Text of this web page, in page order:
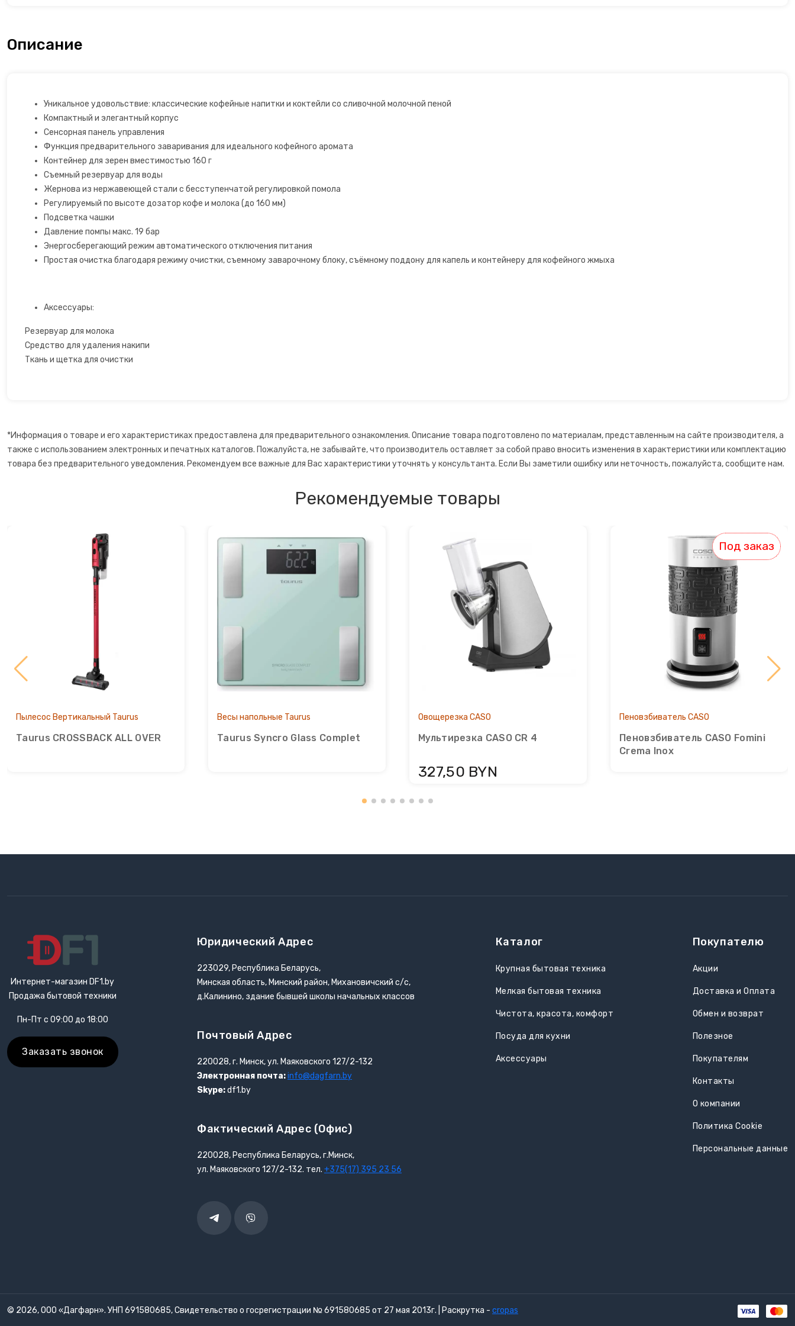
Описание
Уникальное удовольствие: классические кофейные напитки и коктейли со сливочной молочной пеной
Компактный и элегантный корпус
Сенсорная панель управления
Функция предварительного заваривания для идеального кофейного аромата
Контейнер для зерен вместимостью 160 г
Съемный резервуар для воды
Жернова из нержавеющей стали с бесступенчатой ​​регулировкой помола
Регулируемый по высоте дозатор кофе и молока (до 160 мм)
Подсветка чашки
Давление помпы макс. 19 бар
Энергосберегающий режим автоматического отключения питания
Простая очистка благодаря режиму очистки, съемному заварочному блоку, съёмному поддону для капель и контейнеру для кофейного жмыха
Аксессуары:
Резервуар для молока
Средство для удаления накипи
Ткань и щетка для очистки
*Информация о товаре и его характеристиках предоставлена для предварительного ознакомления. Описание товара подготовлено по материалам, представленным на сайте производителя, а
также с использованием электронных и печатных каталогов. Пожалуйста, не забывайте, что производитель оставляет за собой право вносить изменения в характеристики или комплектацию
товара без предварительного уведомления. Рекомендуем все важные для Вас характеристики уточнять у консультанта. Если Вы заметили ошибку или неточность, пожалуйста, сообщите нам.
Рекомендуемые товары
Пылесос Вертикальный Taurus
Taurus CROSSBACK ALL OVER
Весы напольные Taurus
Taurus Syncro Glass Complet
Овощерезка CASO
Мультирезка CASO CR 4
327,50 BYN
Под заказ
Пеновзбиватель CASO
Пеновзбиватель CASO Fomini
Crema Inox
Интернет-магазин DF1.by
Продажа бытовой техники
Пн-Пт с 09:00 до 18:00
Заказать звонок
Юридический Адрес
223029, Республика Беларусь,
Минская область, Минский район, Михановичский с/с,
д.Калинино, здание бывшей школы начальных классов
Почтовый Адрес
220028, г. Минск, ул. Маяковского 127/2-132
Электронная почта:info@dagfarn.by
Skype:df1.by
Фактический Адрес (офис)
220028, Республика Беларусь, г.Минск,
ул. Маяковского 127/2-132. тел. +375(17) 395 23 56
Telegram Viber
Каталог
Крупная бытовая техника
Мелкая бытовая техника
Чистота, красота, комфорт
Посуда для кухни
Аксессуары
Покупателю
Акции
Доставка и Оплата
Обмен и возврат
Полезное
Покупателям
Контакты
О компании
Политика Cookie
Персональные данные
© 2026, ООО «Дагфарн». УНП 691580685, Свидетельство о госрегистрации № 691580685 от 27 мая 2013г. | Раскрутка - cropas
Маслопресс
Миксеры
Мороженицы
Мультиварки
Мультиварки
Мясорубки
Настольные плиты
Пеновзбиватели
Перколяторы
Пончик-мейкеры
Пуровер
Слайсеры для нарезки
Су-вид
Шоколадные фонтаны
Электрогриль
Электрочайники
Яйцеварки